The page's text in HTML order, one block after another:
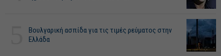
Βουλγαρική ασπίδα για τις τιμές ρεύματος στην
Ελλάδα